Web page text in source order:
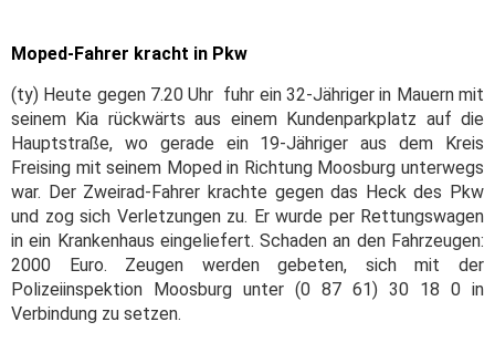
Moped-Fahrer kracht in Pkw
(ty) Heute gegen 7.20 Uhr fuhr ein 32-Jähriger in Mauern mit
seinem Kia rückwärts aus einem Kundenparkplatz auf die
Hauptstraße, wo gerade ein 19-Jähriger aus dem Kreis
Freising mit seinem Moped in Richtung Moosburg unterwegs
war. Der Zweirad-Fahrer krachte gegen das Heck des Pkw
und zog sich Verletzungen zu. Er wurde per Rettungswagen
in ein Krankenhaus eingeliefert. Schaden an den Fahrzeugen:
2000 Euro. Zeugen werden gebeten, sich mit der
Polizeiinspektion Moosburg unter (0 87 61) 30 18 0 in
Verbindung zu setzen.